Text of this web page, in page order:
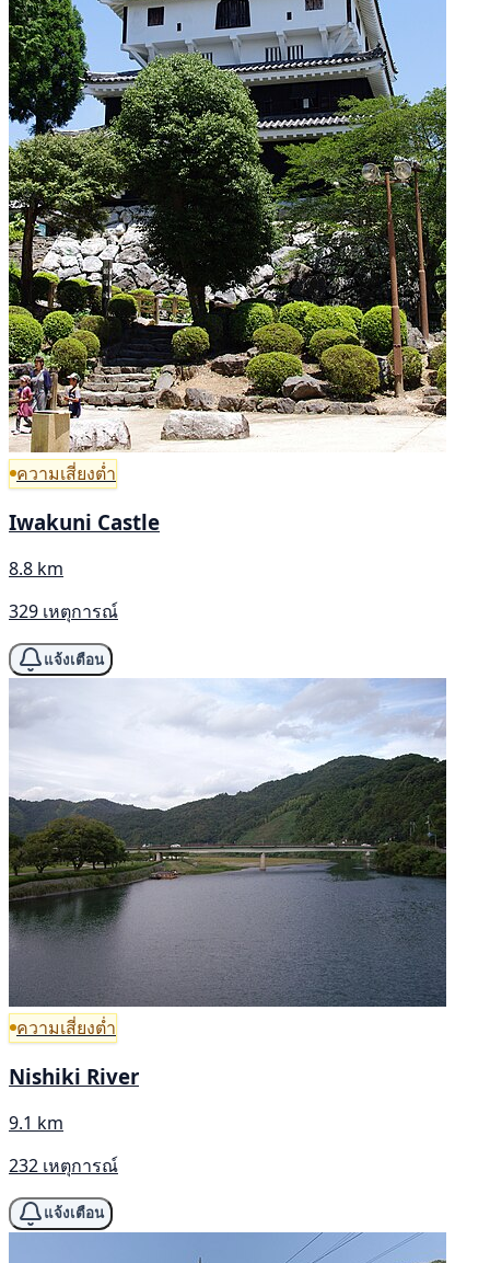
ความเสี่ยงต่ำ
Iwakuni Castle
8.8 km
329 เหตุการณ์
แจ้งเตือน
ความเสี่ยงต่ำ
Nishiki River
9.1 km
232 เหตุการณ์
แจ้งเตือน